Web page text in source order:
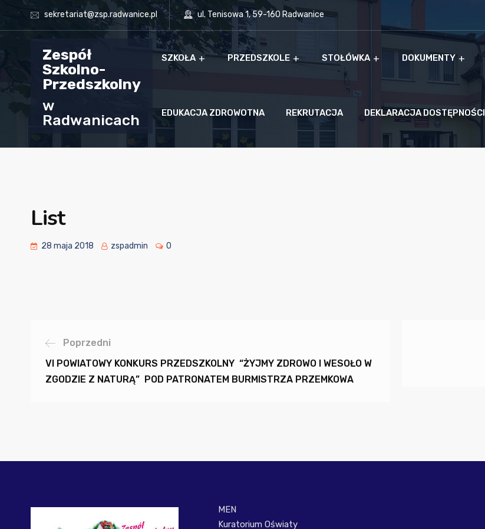
sekretariat@zsp.radwanice.pl ul. Tenisowa 1, 59-160 Radwanice
Zespół
Szkolno-
Przedszkolny
w
Radwanicach
SZKOŁA PRZEDSZKOLE STOŁÓWKA DOKUMENTY
EDUKACJA ZDROWOTNA REKRUTACJA DEKLARACJA DOSTĘPNOŚCI
List
28 maja 2018 zspadmin 0
Poprzedni
VI POWIATOWY KONKURS PRZEDSZKOLNY “ŻYJMY ZDROWO I WESOŁO W
ZGODZIE Z NATURĄ” POD PATRONATEM BURMISTRZA PRZEMKOWA
MEN
Kuratorium Oświaty